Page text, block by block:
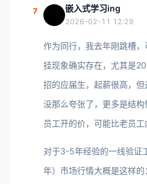
7 嵌入式学习ing
2026-02-11 12:29
作为同行，我去年刚跳槽
挂现象确实存在，尤其是
招的应届生，起薪很高，
没那么夸张了，更多是结
员工开的价，可能比老员工
对于3-5年经验的一线验证
年）市场行情大概是这样的